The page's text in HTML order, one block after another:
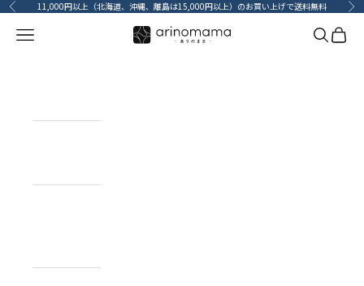
コンテンツへスキップ
前へ 11,000円以上（北海道、沖縄、離島は15,000円以上）のお買い上げで送料無料 次
メニューを開く 検索を開
カー